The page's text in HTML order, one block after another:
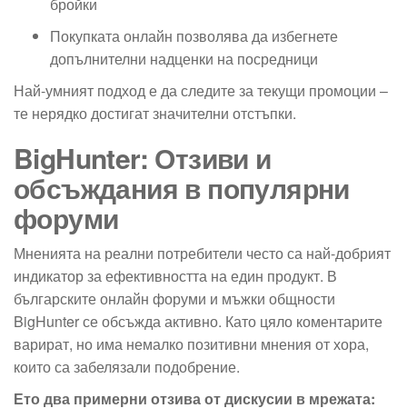
Покупката онлайн позволява да избегнете
допълнителни надценки на посредници
Най-умният подход е да следите за текущи промоции –
те нерядко достигат значителни отстъпки.
BigHunter: Отзиви и
обсъждания в популярни
форуми
Мненията на реални потребители често са най-добрият
индикатор за ефективността на един продукт. В
българските онлайн форуми и мъжки общности
BigHunter се обсъжда активно. Като цяло коментарите
варират, но има немалко позитивни мнения от хора,
които са забелязали подобрение.
Ето два примерни отзива от дискусии в мрежата: